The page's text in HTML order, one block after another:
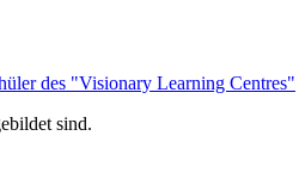
des "Visionary Learning Centres"
sind.